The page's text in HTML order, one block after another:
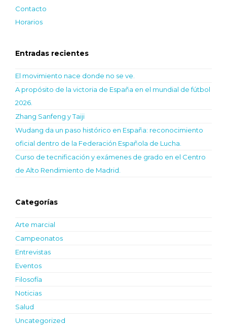
Contacto
Horarios
Entradas recientes
El movimiento nace donde no se ve.
A propósito de la victoria de España en el mundial de fútbol
2026.
Zhang Sanfeng y Taiji
Wudang da un paso histórico en España: reconocimiento
oficial dentro de la Federación Española de Lucha.
Curso de tecnificación y exámenes de grado en el Centro
de Alto Rendimiento de Madrid.
Categorías
Arte marcial
Campeonatos
Entrevistas
Eventos
Filosofía
Noticias
Salud
Uncategorized